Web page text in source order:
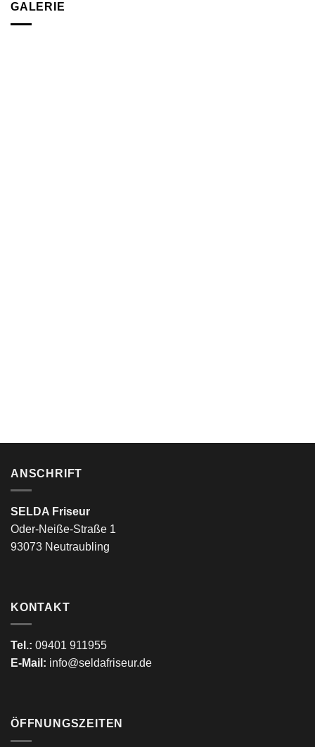
GALERIE
ANSCHRIFT
SELDA Friseur
Oder-Neiße-Straße 1
93073 Neutraubling
KONTAKT
Tel.: 09401 911955
E-Mail: info@seldafriseur.de
ÖFFNUNGSZEITEN